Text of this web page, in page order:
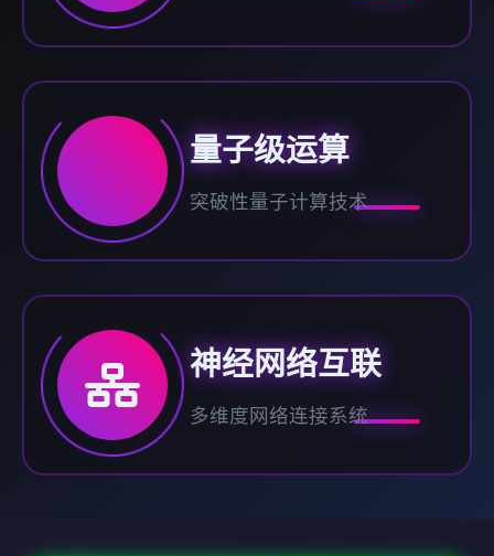
量子级运算
突破性量子计算技术
神经网络互联
多维度网络连接系统